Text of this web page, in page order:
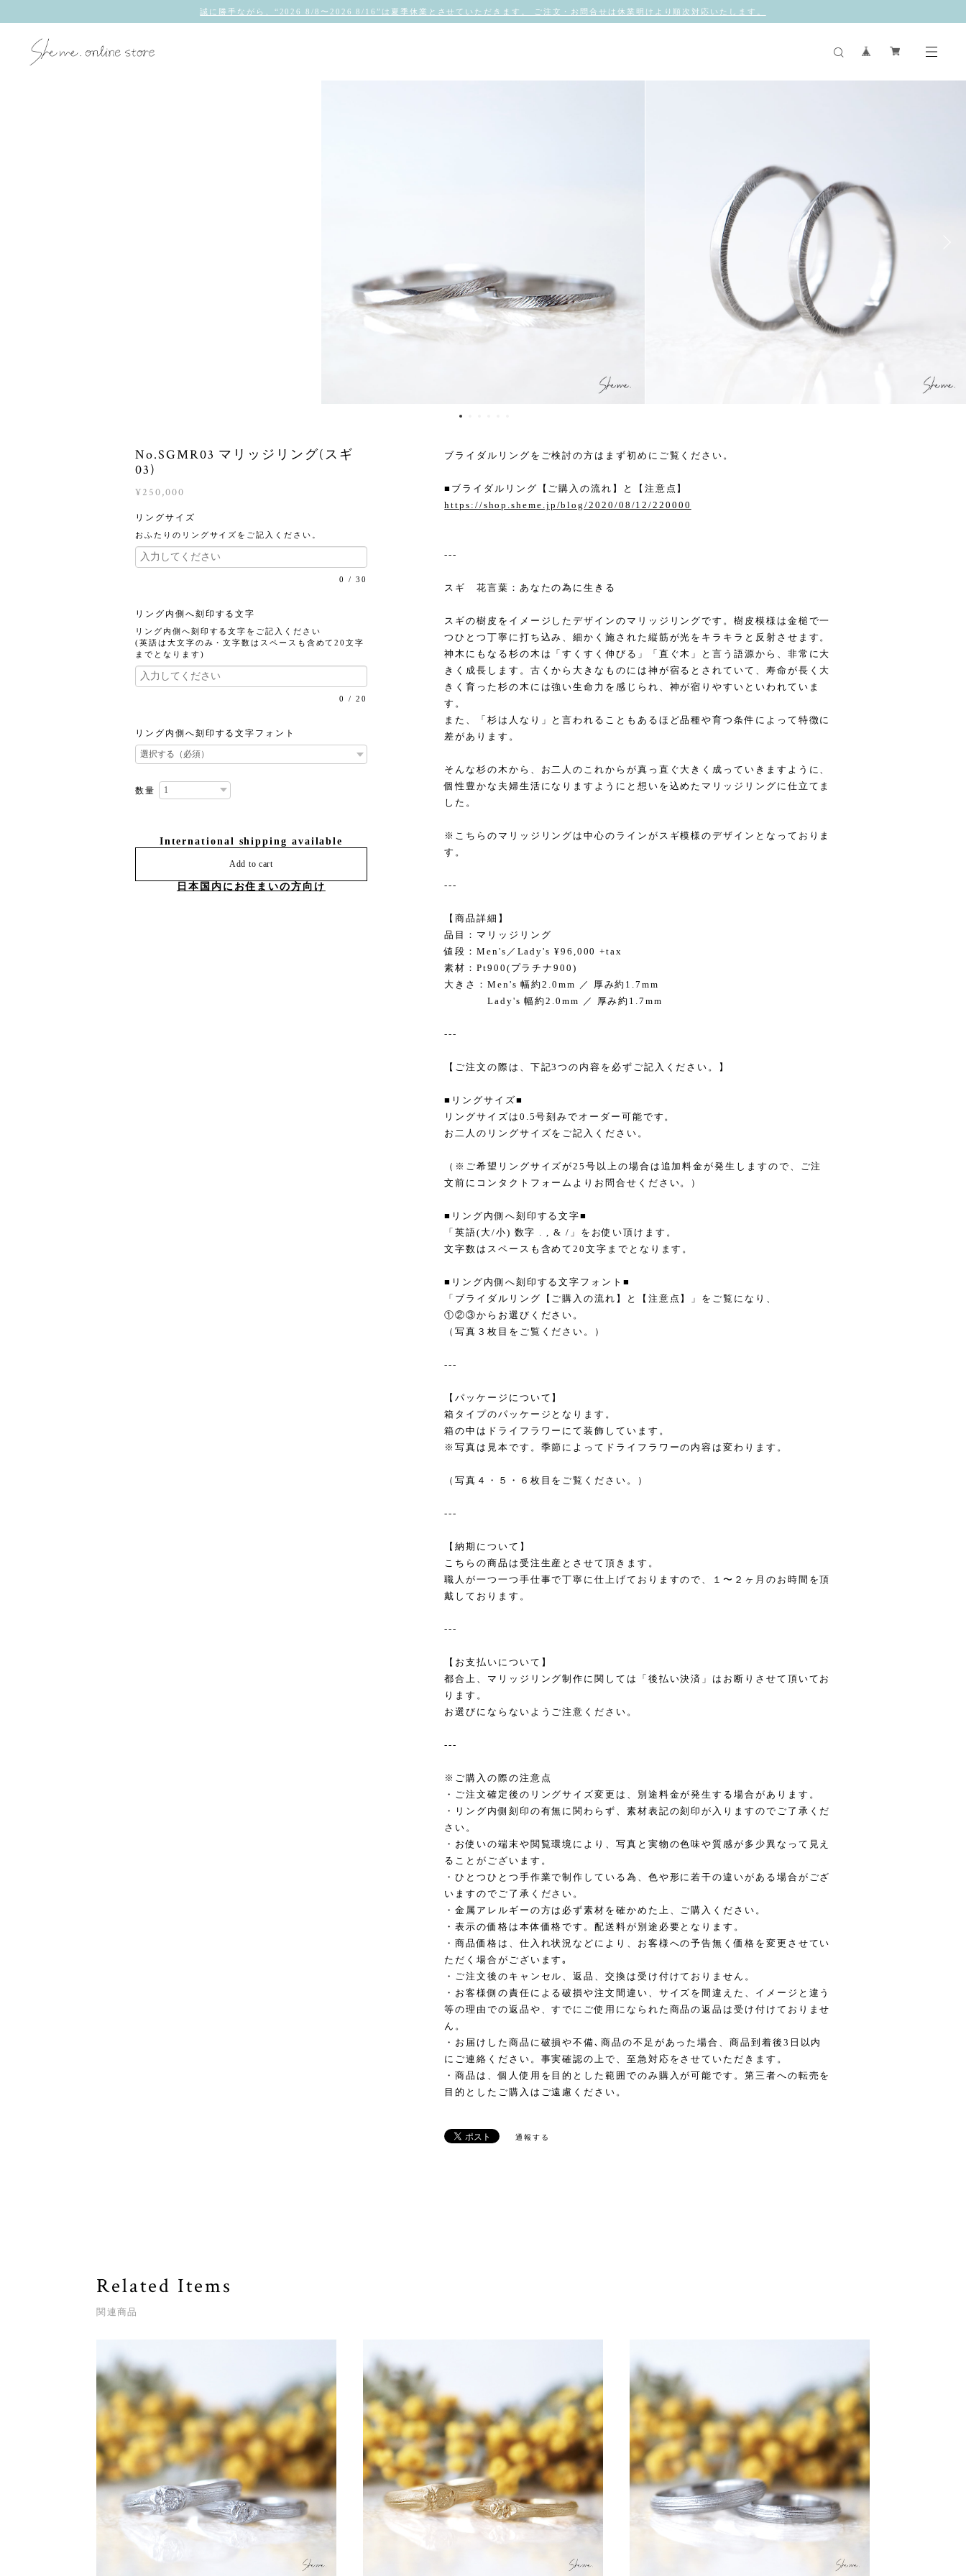
誠に勝手ながら、“2026 8/8〜2026 8/16”は夏季休業とさせていただきます。 ご注文・お問合せは休業明けより順次対応いたします。
No.SGMR03 マリッジリング(スギ
03)
¥250,000
リングサイズ
おふたりのリングサイズをご記入ください。
0 / 30
リング内側へ刻印する文字
リング内側へ刻印する文字をご記入ください
(英語は大文字のみ・文字数はスペースも含めて20文字
までとなります)
0 / 20
リング内側へ刻印する文字フォント
数量
International shipping available
Add to cart
日本国内にお住まいの方向け
ブライダルリングをご検討の方はまず初めにご覧ください。
■ブライダルリング【ご購入の流れ】と【注意点】
https://shop.sheme.jp/blog/2020/08/12/220000
---
スギ 花言葉：あなたの為に生きる
スギの樹皮をイメージしたデザインのマリッジリングです。樹皮模様は金槌で一
つひとつ丁寧に打ち込み、細かく施された縦筋が光をキラキラと反射させます。
神木にもなる杉の木は「すくすく伸びる」「直ぐ木」と言う語源から、非常に大
きく成長します。古くから大きなものには神が宿るとされていて、寿命が長く大
きく育った杉の木には強い生命力を感じられ、神が宿りやすいといわれていま
す。
また、「杉は人なり」と言われることもあるほど品種や育つ条件によって特徴に
差があります。
そんな杉の木から、お二人のこれからが真っ直ぐ大きく成っていきますように、
個性豊かな夫婦生活になりますようにと想いを込めたマリッジリングに仕立てま
した。
※こちらのマリッジリングは中心のラインがスギ模様のデザインとなっておりま
す。
---
【商品詳細】
品目：マリッジリング
値段：Men's／Lady's ¥96,000 +tax
素材：Pt900(プラチナ900)
大きさ：Men's 幅約2.0mm ／ 厚み約1.7mm
Lady's 幅約2.0mm ／ 厚み約1.7mm
---
【ご注文の際は、下記3つの内容を必ずご記入ください。】
■リングサイズ■
リングサイズは0.5号刻みでオーダー可能です。
お二人のリングサイズをご記入ください。
（※ご希望リングサイズが25号以上の場合は追加料金が発生しますので、ご注
文前にコンタクトフォームよりお問合せください。）
■リング内側へ刻印する文字■
「英語(大/小) 数字 . , & /」をお使い頂けます。
文字数はスペースも含めて20文字までとなります。
■リング内側へ刻印する文字フォント■
「ブライダルリング【ご購入の流れ】と【注意点】」をご覧になり、
①②③からお選びください。
（写真３枚目をご覧ください。）
---
【パッケージについて】
箱タイプのパッケージとなります。
箱の中はドライフラワーにて装飾しています。
※写真は見本です。季節によってドライフラワーの内容は変わります。
（写真４・５・６枚目をご覧ください。）
---
【納期について】
こちらの商品は受注生産とさせて頂きます。
職人が一つ一つ手仕事で丁寧に仕上げておりますので、１〜２ヶ月のお時間を頂
戴しております。
---
【お支払いについて】
都合上、マリッジリング制作に関しては「後払い決済」はお断りさせて頂いてお
ります。
お選びにならないようご注意ください。
---
※ご購入の際の注意点
・ご注文確定後のリングサイズ変更は、別途料金が発生する場合があります。
・リング内側刻印の有無に関わらず、素材表記の刻印が入りますのでご了承くだ
さい。
・お使いの端末や閲覧環境により、写真と実物の色味や質感が多少異なって見え
ることがございます。
・ひとつひとつ手作業で制作している為、色や形に若干の違いがある場合がござ
いますのでご了承ください。
・金属アレルギーの方は必ず素材を確かめた上、ご購入ください。
・表示の価格は本体価格です。配送料が別途必要となります。
・商品価格は、仕入れ状況などにより、お客様への予告無く価格を変更させてい
ただく場合がございます｡
・ご注文後のキャンセル、返品、交換は受け付けておりません。
・お客様側の責任による破損や注文間違い、サイズを間違えた、イメージと違う
等の理由での返品や、すでにご使用になられた商品の返品は受け付けておりませ
ん。
・お届けした商品に破損や不備､商品の不足があった場合、商品到着後3日以内
にご連絡ください。事実確認の上で、至急対応をさせていただきます。
・商品は、個人使用を目的とした範囲でのみ購入が可能です。第三者への転売を
目的としたご購入はご遠慮ください。
通報する
Related Items
関連商品